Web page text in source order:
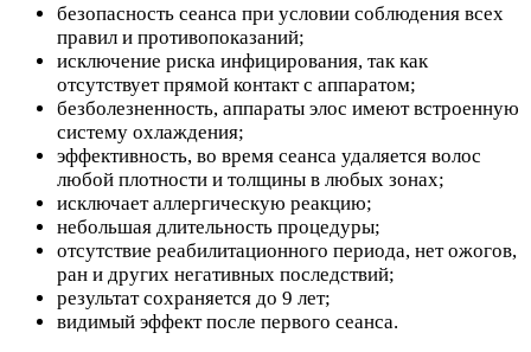
безопасность сеанса при условии соблюдения всех
правил и противопоказаний;
исключение риска инфицирования, так как
отсутствует прямой контакт с аппаратом;
безболезненность, аппараты элос имеют встроенную
систему охлаждения;
эффективность, во время сеанса удаляется волос
любой плотности и толщины в любых зонах;
исключает аллергическую реакцию;
небольшая длительность процедуры;
отсутствие реабилитационного периода, нет ожогов,
ран и других негативных последствий;
результат сохраняется до 9 лет;
видимый эффект после первого сеанса.